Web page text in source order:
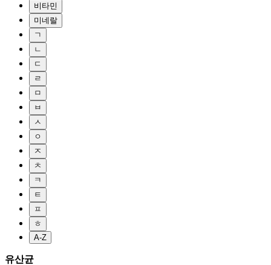
비타민
미네랄
ㄱ
ㄴ
ㄷ
ㄹ
ㅁ
ㅂ
ㅅ
ㅇ
ㅈ
ㅊ
ㅋ
ㅌ
ㅍ
ㅎ
A-Z
유산균